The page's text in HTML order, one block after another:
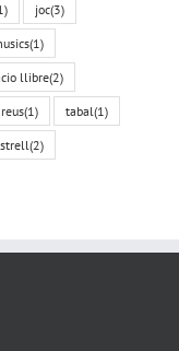
joc(3)
(1)
llibre(2)
reus(1) tabal(1)
(2)